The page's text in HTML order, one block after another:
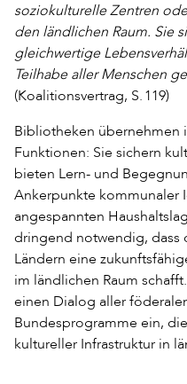
soziokulturelle Zentren
den ländlichen Raum. Sie
gleichwertige
Teilhabe aller Menschen
(Koalitionsvertrag, S. 119)
Bibliotheken übernehmen
Funktionen: Sie sichern
bieten Lern- und
Ankerpunkte kommunaler
angespannten
dringend notwendig, dass
Ländern eine
im ländlichen Raum
einen Dialog aller
Bundesprogramme ein,
kultureller Infrastruktur in